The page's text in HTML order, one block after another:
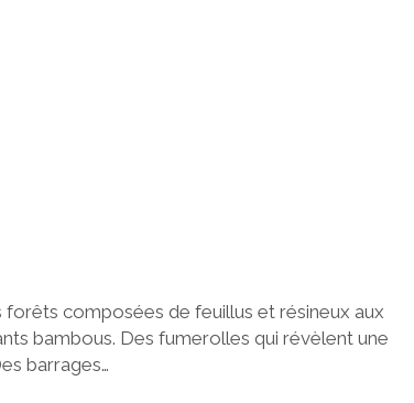
composées de feuillus et résineux aux
bambous. Des fumerolles qui révèlent une
barrages…